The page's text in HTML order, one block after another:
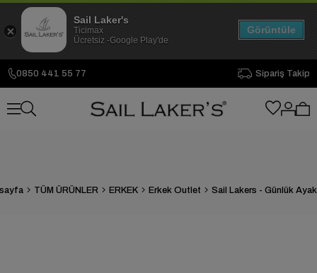
0850 441 55 77 Sipariş Takip
TÜM ÜRÜNLER ERKEK Erkek Outlet Sail Lakers - Günlük
Sail Laker's
Ticimax
Ücretsiz -Google Play'de
Görüntüle